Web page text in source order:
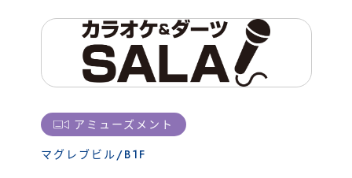
SHOP NEWS
ショップニュース
アミューズメント
マグレブビル/B1F